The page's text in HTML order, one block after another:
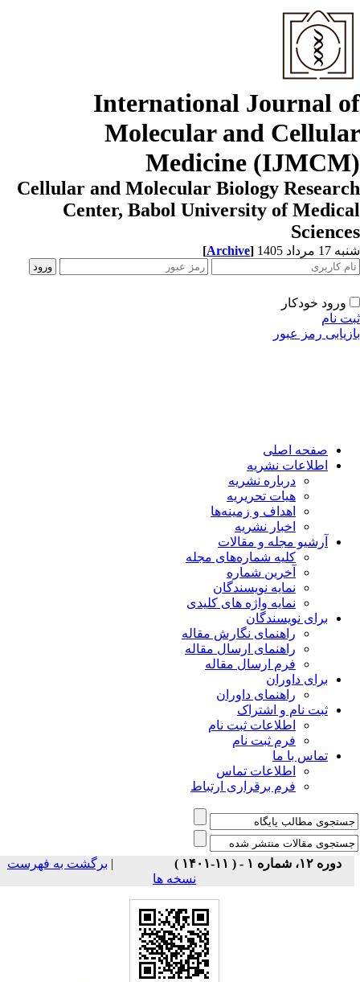
International Journal
Molecular and
Medicine
Cellular and Molecular Biology
Center, Babol University of
مرداد 1405 [Archive]
ورود خودکار
نام
رمز عبور
صفحه اصلی
اطلاعات نشریه
درباره نشریه
هیات تحریریه
اهداف و زمینه‌ها
اخبار نشریه
آرشیو مجله و مقالات
کلیه شماره‌های مجله
آخرین شماره
نمایه نویسندگان
نمایه واژه های کلیدی
برای نویسندگان
راهنمای نگارش مقاله
راهنمای ارسال مقاله
فرم ارسال مقاله
برای داوران
راهنمای داوران
ثبت نام و اشتراک
اطلاعات ثبت نام
فرم ثبت نام
تماس با ما
اطلاعات تماس
فرم برقراری ارتباط
دوره ۱۲، شماره ۱ - ( ۱۱-۱۴۰۱ )
برگشت به فهرست
نسخه ها